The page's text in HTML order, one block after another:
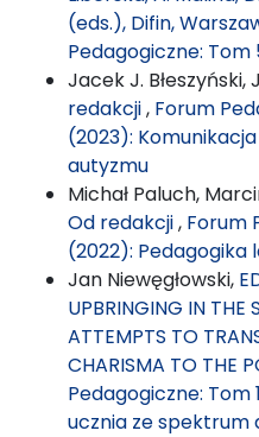
(eds.), Difin,
Pedagogiczne: Tom
Jacek J. Błeszyński,
redakcji, Forum
(2023):
autyzmu
Michał Paluch,
Od redakcji, Forum
(2022): Pedagogika
Jan Niewęgłowski,
UPBRINGING IN THE
ATTEMPTS TO
CHARISMA TO THE
Pedagogiczne: Tom
ucznia ze spektrum